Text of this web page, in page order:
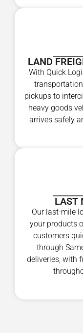
LAND
With Quick
pickups to
heavy goods
arrives safely
LAST
Our last-mile
your products
customers
through
deliveries, with